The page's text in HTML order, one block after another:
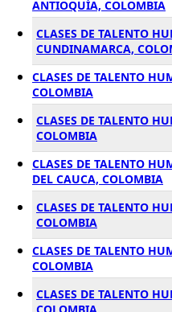
ANTIOQUÍA, COLOMBIA
CLASES DE TALENTO
CUNDINAMARCA,
CLASES DE TALENTO
COLOMBIA
CLASES DE TALENTO
COLOMBIA
CLASES DE TALENTO
DEL CAUCA, COLOMBIA
CLASES DE TALENTO
COLOMBIA
CLASES DE TALENTO
COLOMBIA
CLASES DE TALENTO